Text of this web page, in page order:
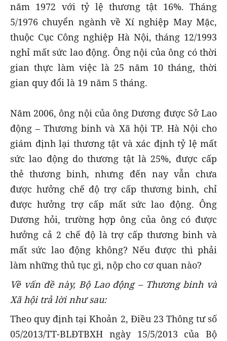
năm 1972 với tỷ lệ thương tật 16%. Tháng
5/1976 chuyển ngành về Xí nghiệp May Mặc,
thuộc Cục Công nghiệp Hà Nội, tháng 12/1993
nghỉ mất sức lao động. Ông nội của ông có thời
gian thực làm việc là 25 năm 10 tháng, thời
gian quy đổi là 19 năm 5 tháng.
Năm 2006, ông nội của ông Dương được Sở Lao
động – Thương binh và Xã hội TP. Hà Nội cho
giám định lại thương tật và xác định tỷ lệ mất
sức lao động do thương tật là 25%, được cấp
thẻ thương binh, nhưng đến nay vẫn chưa
được hưởng chế độ trợ cấp thương binh, chỉ
được hưởng trợ cấp mất sức lao động. Ông
Dương hỏi, trường hợp ông của ông có được
hưởng cả 2 chế độ là trợ cấp thương binh và
mất sức lao động không? Nếu được thì phải
làm những thủ tục gì, nộp cho cơ quan nào?
Về vấn đề này, Bộ Lao động – Thương binh và
Xã hội trả lời như sau:
Theo quy định tại Khoản 2, Điều 23 Thông tư số
05/2013/TT-BLĐTBXH ngày 15/5/2013 của Bộ